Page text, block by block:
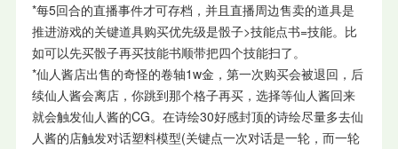
*每5回合的直播事件才可存档，并且直播周边售卖的道具是
推进游戏的关键道具购买优先级是骰子>技能点书=技能。比
如可以先买骰子再买技能书顺带把四个技能扫了。
*仙人酱店出售的奇怪的卷轴1w金，第一次购买会被退回，后
续仙人酱会离店，你跳到那个格子再买，选择等仙人酱回来
就会触发仙人酱的CG。在诗绘30好感封顶的诗绘尽量多去仙
人酱的店触发对话塑料模型(关键点一次对话是一轮，而一轮